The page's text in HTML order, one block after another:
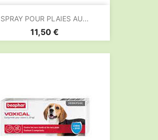
SPRAY POUR PLAIES AU...
Prix
11,50 €